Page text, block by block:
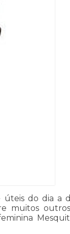
do dia a
muitos